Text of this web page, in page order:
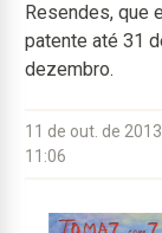
Resendes, que
patente até 31
dezembro.
11 de out. de
11:06